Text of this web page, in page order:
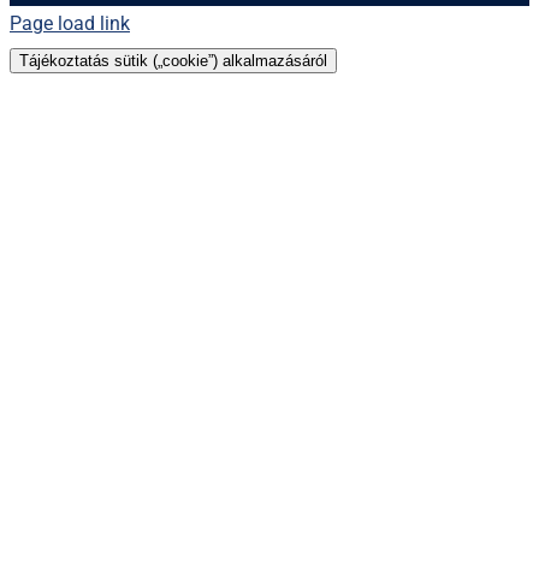
Page load link
Tájékoztatás sütik („cookie”) alkalmazásáról